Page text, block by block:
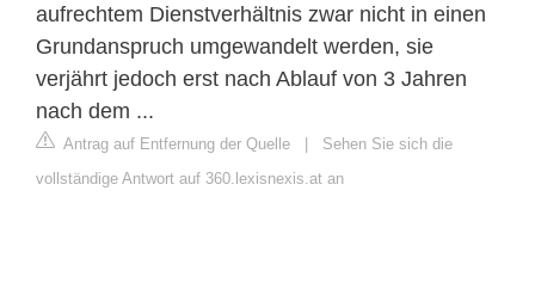
aufrechtem Dienstverhältnis zwar nicht in einen
Grundanspruch umgewandelt werden, sie
verjährt jedoch erst nach Ablauf von 3 Jahren
nach dem ...
Antrag auf Entfernung der Quelle | Sehen Sie sich die
vollständige Antwort auf 360.lexisnexis.at an